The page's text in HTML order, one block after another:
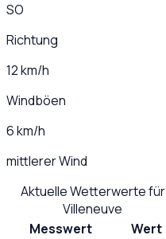
SO
Richtung
12 km/h
Windböen
6 km/h
mittlerer Wind
Aktuelle Wetterwerte für
Villeneuve
Messwert
Wert